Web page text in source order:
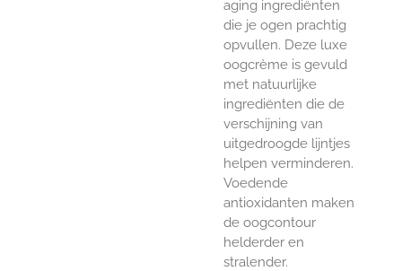
aging ingrediënten
die je ogen prachtig
opvullen. Deze luxe
oogcrème is gevuld
met natuurlijke
ingrediënten die de
verschijning van
uitgedroogde lijntjes
helpen verminderen.
Voedende
antioxidanten maken
de oogcontour
helderder en
stralender.